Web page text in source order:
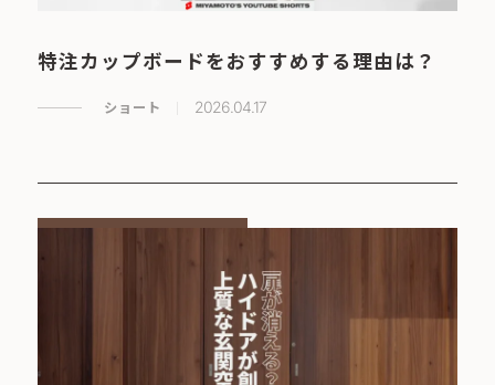
特注カップボードをおすすめする理由は？
ショート 2026.04.17